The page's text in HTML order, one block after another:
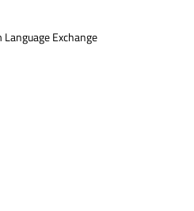
Language Exchange